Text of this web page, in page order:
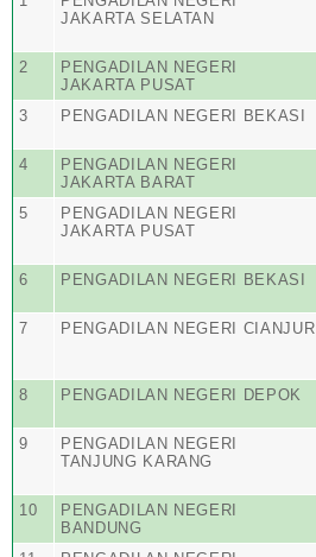
JAKARTA SELATAN
2
PENGADILAN NEGERI
JAKARTA PUSAT
3 PENGADILAN NEGERI BEKASI
4
PENGADILAN NEGERI
JAKARTA BARAT
5
PENGADILAN NEGERI
JAKARTA PUSAT
6 PENGADILAN NEGERI BEKASI
7 PENGADILAN NEGERI CIANJUR
8 PENGADILAN NEGERI DEPOK
9
PENGADILAN NEGERI
TANJUNG KARANG
10
PENGADILAN NEGERI
BANDUNG